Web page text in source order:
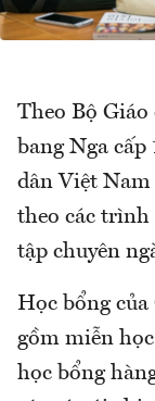
Theo Bộ
bang Nga
dân Việt
theo các trình
tập chuyên
Học bổng
gồm miễn
học bổng